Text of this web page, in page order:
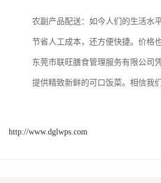
农副产品配送：如今人们的生活水
节省人工成本，还方便快捷。价格
东莞市联旺膳食管理服务有限公司
提供精致新鲜的可口饭菜。相信我
http://www.dglwps.com